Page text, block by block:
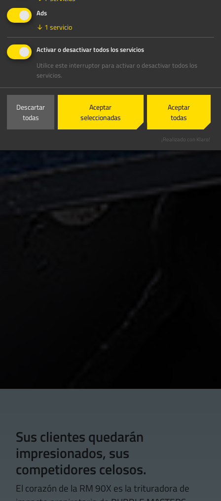
Sus clientes quedarán
impresionados, sus
competidores celosos.
El corazón de la RM 90X es la trituradora de
Ads
↓ 1 servicio
Activar o desactivar todos los servicios
Utilice este interruptor para activar o desactivar todos los
servicios.
Descartar
todas
Aceptar
seleccionadas
Aceptar
todas
¡Realizado con Klaro!